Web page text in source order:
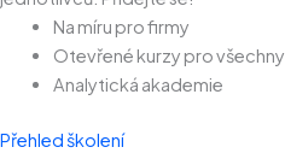
Na míru pro firmy
Otevřené kurzy pro všechny
Analytická akademie
Přehled školení